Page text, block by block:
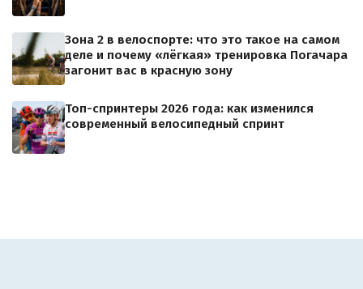
Зона 2 в велоспорте: что это такое на самом
деле и почему «лёгкая» тренировка Погачара
загонит вас в красную зону
Топ-спринтеры 2026 года: как изменился
современный велосипедный спринт